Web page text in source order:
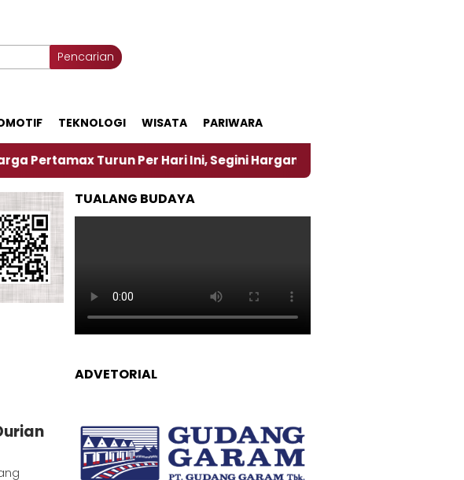
Pencarian
TEKNOLOGI WISATA PARIWARA
Turun Per Hari Ini, Segini Harganya ‎Nasirun Maestro Lukis
TUALANG BUDAYA
ADVETORIAL